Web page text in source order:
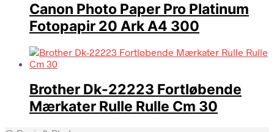
Canon Photo Paper Pro Platinum
Fotopapir 20 Ark A4 300
Brother Dk-22223 Fortløbende
Mærkater Rulle Rulle Cm 30